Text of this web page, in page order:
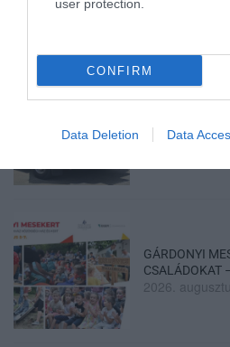
user protection.
CONFIRM
Data Deletion Data
ASSZONYT A
2026.
GÁRDONYI
CSALÁDOKAT
2026.